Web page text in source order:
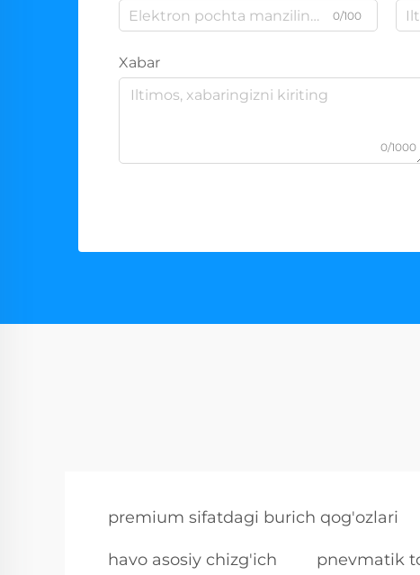
0/100
Xabar
0/1000
premium sifatdagi burich qog'ozlari
havo asosiy chizg'ich pnevmatik